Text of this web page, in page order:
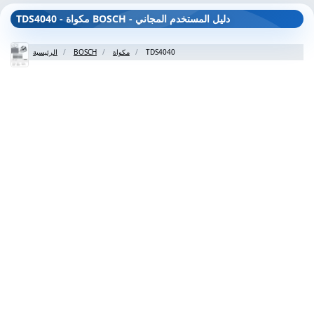
TDS4040 - مكواة BOSCH - دليل المستخدم المجاني
الرئيسية BOSCH مكواة TDS4040